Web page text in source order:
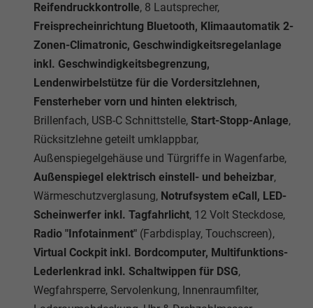
Reifendruckkontrolle, 8 Lautsprecher,
Freisprecheinrichtung Bluetooth, Klimaautomatik 2-
Zonen-Climatronic, Geschwindigkeitsregelanlage
inkl. Geschwindigkeitsbegrenzung,
Lendenwirbelstütze für die Vordersitzlehnen,
Fensterheber vorn und hinten elektrisch,
Brillenfach, USB-C Schnittstelle, Start-Stopp-Anlage,
Rücksitzlehne geteilt umklappbar,
Außenspiegelgehäuse und Türgriffe in Wagenfarbe,
Außenspiegel elektrisch einstell- und beheizbar,
Wärmeschutzverglasung, Notrufsystem eCall, LED-
Scheinwerfer inkl. Tagfahrlicht, 12 Volt Steckdose,
Radio "Infotainment" (Farbdisplay, Touchscreen),
Virtual Cockpit inkl. Bordcomputer, Multifunktions-
Lederlenkrad inkl. Schaltwippen für DSG,
Wegfahrsperre, Servolenkung, Innenraumfilter,